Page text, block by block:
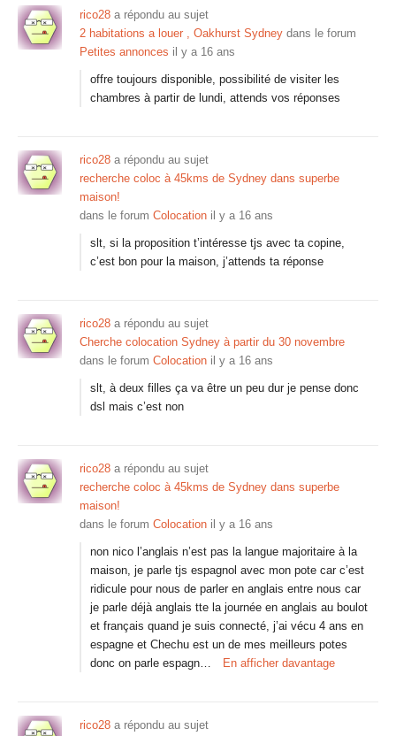
rico28 a répondu au sujet
2 habitations a louer , Oakhurst Sydney dans le forum
Petites annonces il y a 16 ans
offre toujours disponible, possibilité de visiter les
chambres à partir de lundi, attends vos réponses
rico28 a répondu au sujet
recherche coloc à 45kms de Sydney dans superbe
maison!
dans le forum Colocation il y a 16 ans
slt, si la proposition t’intéresse tjs avec ta copine,
c’est bon pour la maison, j’attends ta réponse
rico28 a répondu au sujet
Cherche colocation Sydney à partir du 30 novembre
dans le forum Colocation il y a 16 ans
slt, à deux filles ça va être un peu dur je pense donc
dsl mais c’est non
rico28 a répondu au sujet
recherche coloc à 45kms de Sydney dans superbe
maison!
dans le forum Colocation il y a 16 ans
non nico l’anglais n’est pas la langue majoritaire à la
maison, je parle tjs espagnol avec mon pote car c’est
ridicule pour nous de parler en anglais entre nous car
je parle déjà anglais tte la journée en anglais au boulot
et français quand je suis connecté, j’ai vécu 4 ans en
espagne et Chechu est un de mes meilleurs potes
donc on parle espagn…
En afficher davantage
rico28 a répondu au sujet